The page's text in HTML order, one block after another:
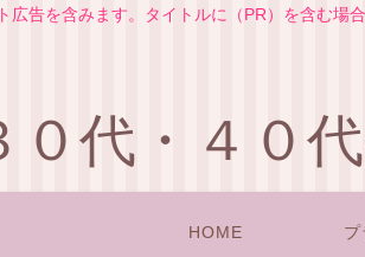
広告を含みます。タイトルに（PR）を含む場
０代・４０
HOME